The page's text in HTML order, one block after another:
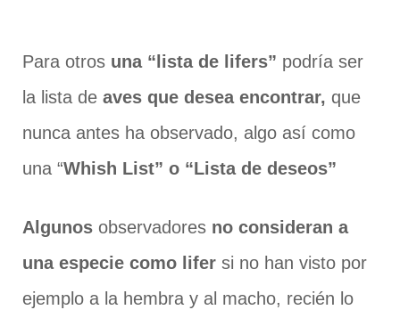
Para otros una “lista de lifers” podría ser
la lista de aves que desea encontrar, que
nunca antes ha observado, algo así como
una “Whish List” o “Lista de deseos”
Algunos observadores no consideran a
una especie como lifer si no han visto por
ejemplo a la hembra y al macho, recién lo